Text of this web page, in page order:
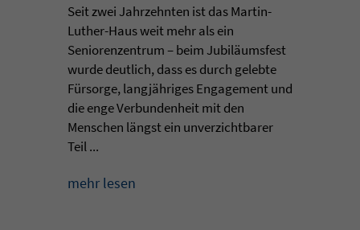
Seit zwei Jahrzehnten ist das Martin-
Luther-Haus weit mehr als ein
Seniorenzentrum – beim Jubiläumsfest
wurde deutlich, dass es durch gelebte
Fürsorge, langjähriges Engagement und
die enge Verbundenheit mit den
Menschen längst ein unverzichtbarer
Teil ...
mehr lesen